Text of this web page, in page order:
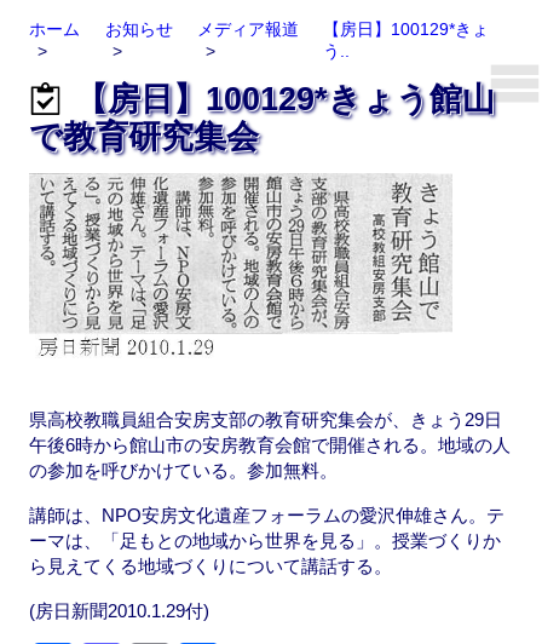
ホーム お知らせ メディア報道
【房日】100129*きょ
う..
【房日】100129*きょう館山
で教育研究集会
県高校教職員組合安房支部の教育研究集会が、きょう29日
午後6時から館山市の安房教育会館で開催される。地域の人
の参加を呼びかけている。参加無料。
講師は、NPO安房文化遺産フォーラムの愛沢伸雄さん。テ
ーマは、「足もとの地域から世界を見る」。授業づくりか
ら見えてくる地域づくりについて講話する。
(房日新聞2010.1.29付)